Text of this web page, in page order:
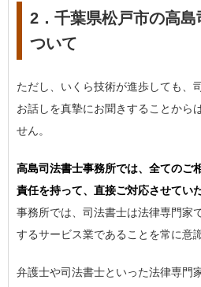
2．千葉県松戸市の高
ついて
ただし、いくら技術が進歩しても、
お話しを真摯にお聞きすることから
せん。
高島司法書士事務所では、全てのご
責任を持って、直接ご対応させてい
事務所では、司法書士は法律専門家
するサービス業であることを常に意
弁護士や司法書士といった法律専門